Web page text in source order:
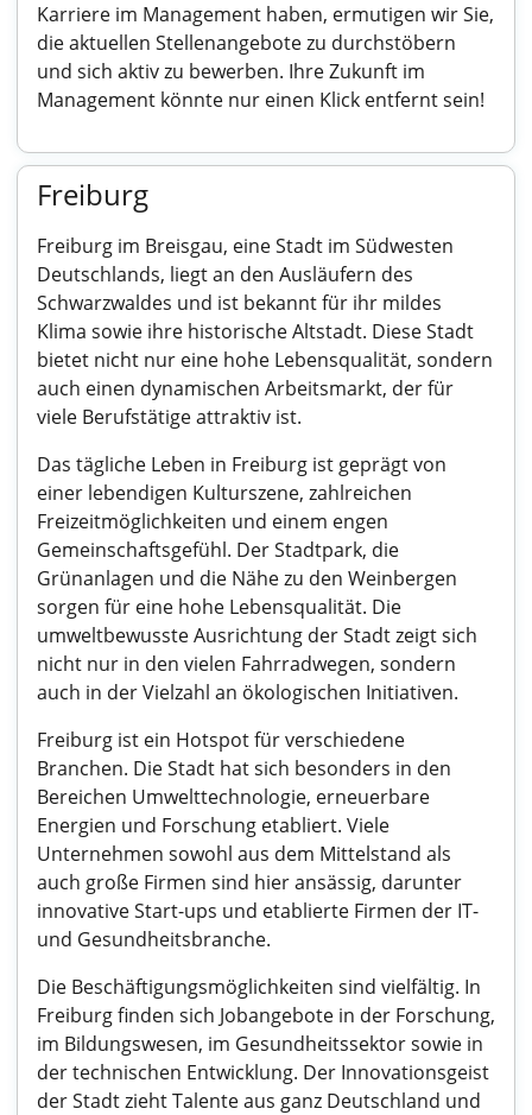
Karriere im Management haben, ermutigen wir Sie,
die aktuellen Stellenangebote zu durchstöbern
und sich aktiv zu bewerben. Ihre Zukunft im
Management könnte nur einen Klick entfernt sein!
Freiburg
Freiburg im Breisgau, eine Stadt im Südwesten
Deutschlands, liegt an den Ausläufern des
Schwarzwaldes und ist bekannt für ihr mildes
Klima sowie ihre historische Altstadt. Diese Stadt
bietet nicht nur eine hohe Lebensqualität, sondern
auch einen dynamischen Arbeitsmarkt, der für
viele Berufstätige attraktiv ist.
Das tägliche Leben in Freiburg ist geprägt von
einer lebendigen Kulturszene, zahlreichen
Freizeitmöglichkeiten und einem engen
Gemeinschaftsgefühl. Der Stadtpark, die
Grünanlagen und die Nähe zu den Weinbergen
sorgen für eine hohe Lebensqualität. Die
umweltbewusste Ausrichtung der Stadt zeigt sich
nicht nur in den vielen Fahrradwegen, sondern
auch in der Vielzahl an ökologischen Initiativen.
Freiburg ist ein Hotspot für verschiedene
Branchen. Die Stadt hat sich besonders in den
Bereichen Umwelttechnologie, erneuerbare
Energien und Forschung etabliert. Viele
Unternehmen sowohl aus dem Mittelstand als
auch große Firmen sind hier ansässig, darunter
innovative Start-ups und etablierte Firmen der IT-
und Gesundheitsbranche.
Die Beschäftigungsmöglichkeiten sind vielfältig. In
Freiburg finden sich Jobangebote in der Forschung,
im Bildungswesen, im Gesundheitssektor sowie in
der technischen Entwicklung. Der Innovationsgeist
der Stadt zieht Talente aus ganz Deutschland und